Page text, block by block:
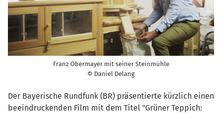
Franz Obermayer mit seiner Steinmühle
© Daniel Delang
Der Bayerische Rundfunk (BR) präsentierte kürzlich einen
beeindruckenden Film mit dem Titel "Grüner Teppich: